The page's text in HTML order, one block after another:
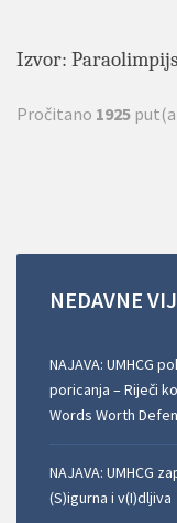
Izvor:
Pročitano 1925
NEDAVNE
NAJAVA: UMHCG
poricanja – Riječi
Words Worth
NAJAVA: UMHCG
(S)igurna i v(I)dljiva